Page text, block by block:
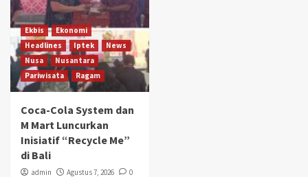
Ekbis
Ekonomi
Headlines
Iptek
News
Nusa
Nusantara
Pariwisata
Ragam
Coca-Cola System dan
M Mart Luncurkan
Inisiatif “Recycle Me”
di Bali
admin Agustus 7, 2026 0